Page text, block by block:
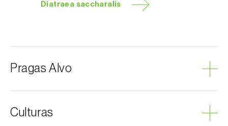
Diatraea saccharalis
Pragas Alvo
Culturas